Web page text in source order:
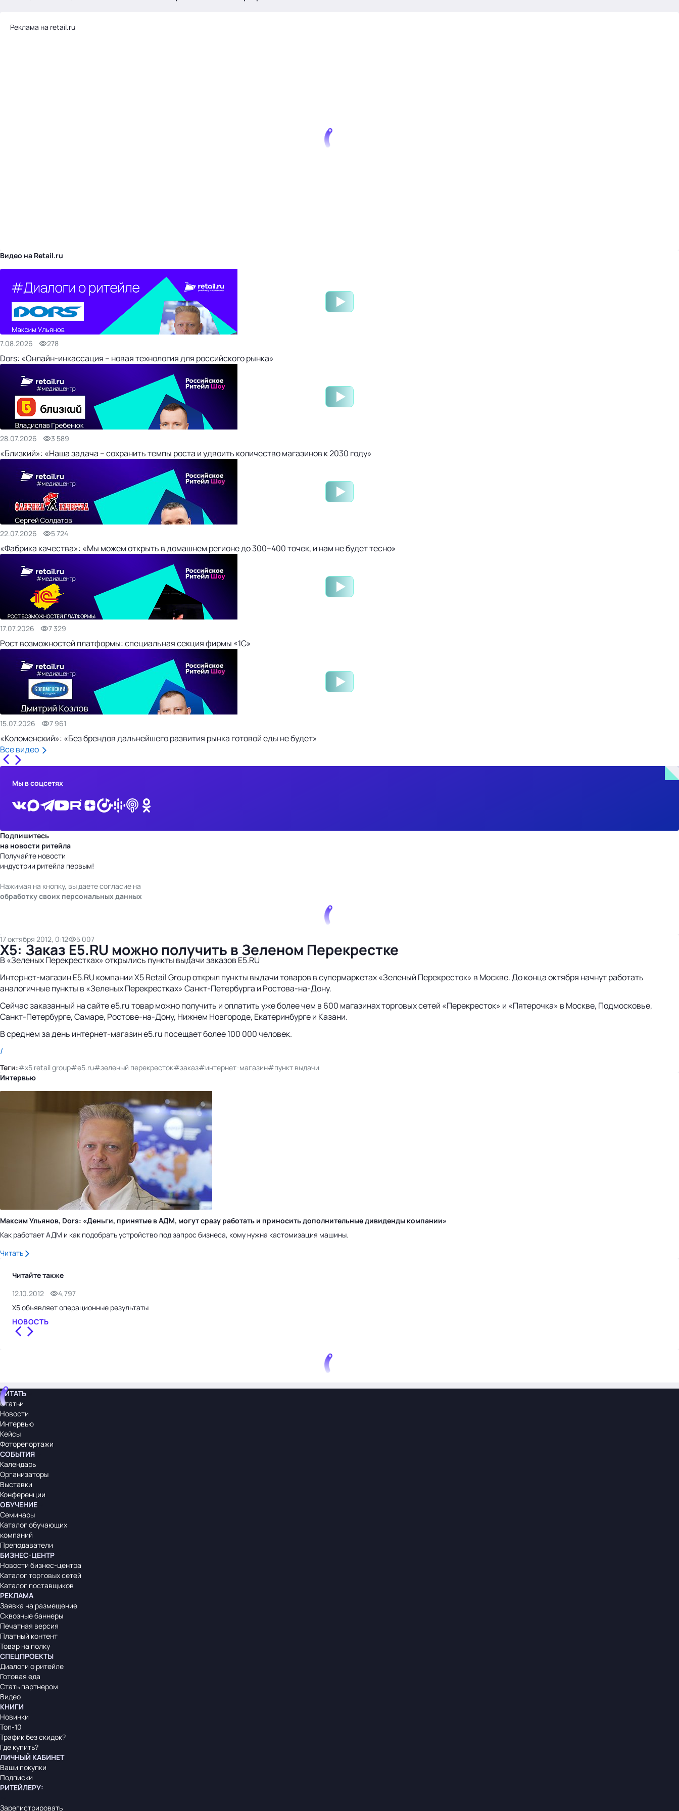
Реклама на retail.ru
Видео на Retail.ru
7.08.2026 278
Dors: «Онлайн-инкассация – новая технология для российского рынка»
28.07.2026 3 589
«Близкий»: «Наша задача – сохранить темпы роста и удвоить количество магазинов к 2030 году»
22.07.2026 5 724
«Фабрика качества»: «Мы можем открыть в домашнем регионе до 300–400 точек, и нам не будет тесно»
17.07.2026 7 329
Рост возможностей платформы: специальная секция фирмы «1С»
15.07.2026 7 961
«Коломенский»: «Без брендов дальнейшего развития рынка готовой еды не будет»
Все видео
Мы в соцсетях
Подпишитесь
на новости ритейла
Получайте новости
индустрии ритейла первым!
Нажимая на кнопку, вы даете согласие на
обработку своих персональных данных
17 октября 2012, 0:12 5 007
X5: Заказ E5.RU можно получить в Зеленом Перекрестке
В «Зеленых Перекрестках» открылись пункты выдачи заказов E5.RU
Интернет-магазин E5.RU компании X5 Retail Group открыл пункты выдачи товаров в супермаркетах «Зеленый Перекресток» в Москве. До конца октября начнут работать
аналогичные пункты в «Зеленых Перекрестках» Санкт-Петербурга и Ростова-на-Дону.
Сейчас заказанный на сайте e5.ru товар можно получить и оплатить уже более чем в 600 магазинах торговых сетей «Перекресток» и «Пятерочка» в Москве, Подмосковье,
Санкт-Петербурге, Самаре, Ростове-на-Дону, Нижнем Новгороде, Екатеринбурге и Казани.
В среднем за день интернет-магазин e5.ru посещает более 100 000 человек.
/
Теги:#x5 retail group#e5.ru#зеленый перекресток#заказ#интернет-магазин#пункт выдачи
Интервью
Максим Ульянов, Dors: «Деньги, принятые в АДМ, могут сразу работать и приносить дополнительные дивиденды компании»
Как работает АДМ и как подобрать устройство под запрос бизнеса, кому нужна кастомизация машины.
Читать
Читайте также
12.10.2012
4,797
X5 объявляет операционные результаты
НОВОСТЬ
ЧИТАТЬ
Статьи
Новости
Интервью
Кейсы
Фоторепортажи
СОБЫТИЯ
Календарь
Организаторы
Выставки
Конференции
ОБУЧЕНИЕ
Семинары
Каталог обучающих
компаний
Преподаватели
БИЗНЕС-ЦЕНТР
Новости бизнес-центра
Каталог торговых сетей
Каталог поставщиков
РЕКЛАМА
Заявка на размещение
Сквозные баннеры
Печатная версия
Платный контент
Товар на полку
СПЕЦПРОЕКТЫ
Диалоги о ритейле
Готовая еда
Стать партнером
Видео
КНИГИ
Новинки
Топ-10
Трафик без скидок?
Где купить?
ЛИЧНЫЙ КАБИНЕТ
Ваши покупки
Подписки
РИТЕЙЛЕРУ:
Зарегистрировать